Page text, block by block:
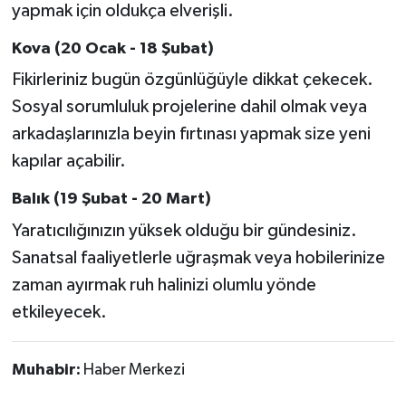
yapmak için oldukça elverişli.
Kova (20 Ocak - 18 Şubat)
Fikirleriniz bugün özgünlüğüyle dikkat çekecek.
Sosyal sorumluluk projelerine dahil olmak veya
arkadaşlarınızla beyin fırtınası yapmak size yeni
kapılar açabilir.
Balık (19 Şubat - 20 Mart)
Yaratıcılığınızın yüksek olduğu bir gündesiniz.
Sanatsal faaliyetlerle uğraşmak veya hobilerinize
zaman ayırmak ruh halinizi olumlu yönde
etkileyecek.
Muhabir: Haber Merkezi